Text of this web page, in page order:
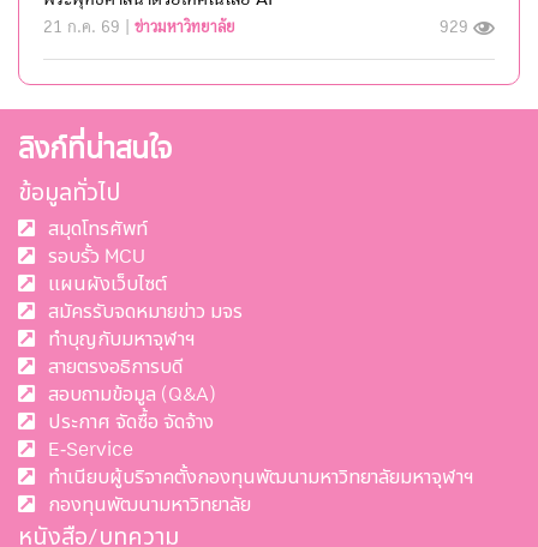
21 ก.ค. 69 | ข่าวมหาวิทยาลัย 929
ลิงก์ที่น่าสนใจ
ข้อมูลทั่วไป
สมุดโทรศัพท์
รอบรั้ว MCU
แผนผังเว็บไซต์
สมัครรับจดหมายข่าว มจร
ทำบุญกับมหาจุฬาฯ
สายตรงอธิการบดี
สอบถามข้อมูล (Q&A)
ประกาศ จัดซื้อ จัดจ้าง
E-Service
ทำเนียบผู้บริจาคตั้งกองทุนพัฒนามหาวิทยาลัยมหาจุฬาฯ
กองทุนพัฒนามหาวิทยาลัย
หนังสือ/บทความ